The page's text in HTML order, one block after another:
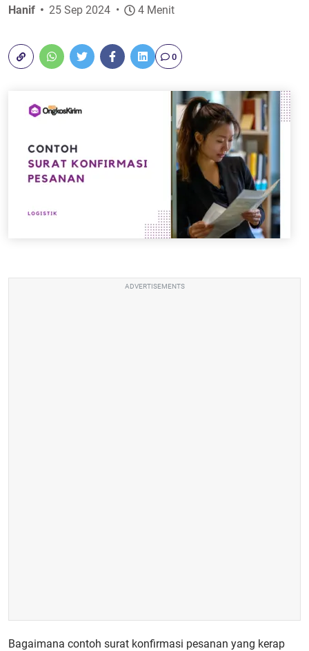
Hanif 25 Sep 2024 4 Menit
0
ADVERTISEMENTS
Bagaimana contoh surat konfirmasi pesanan yang kerap